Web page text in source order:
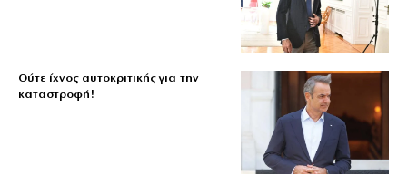
Ούτε ίχνος αυτοκριτικής για την
καταστροφή!